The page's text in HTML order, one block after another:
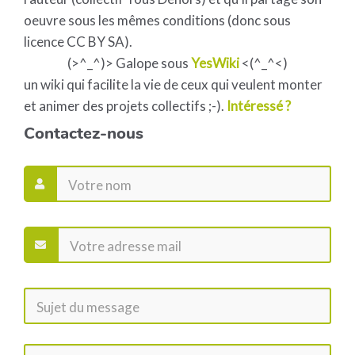
oeuvre sous les mêmes conditions (donc sous
licence CC BY SA).
(>^_^)> Galope sousYesWiki<(^_^<)
un wiki qui facilite la vie de ceux qui veulent monter
et animer des projets collectifs ;-). Intéressé ?
Contactez-nous